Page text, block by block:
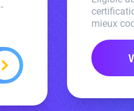
mieux